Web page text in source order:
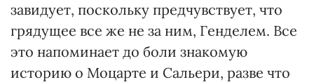
завидует, поскольку предчувствует, что
грядущее все же не за ним, Генделем. Все
это напоминает до боли знакомую
историю о Моцарте и Сальери, разве что